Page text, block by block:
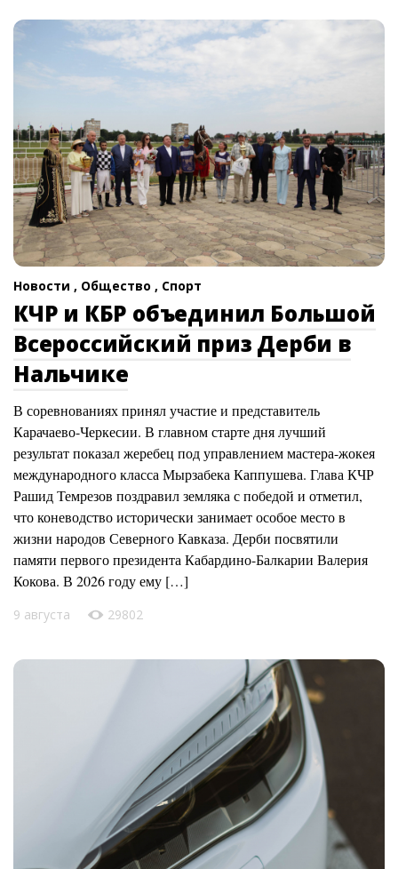
Новости , Общество , Спорт
КЧР и КБР объединил Большой
Всероссийский приз Дерби в
Нальчике
В соревнованиях принял участие и представитель
Карачаево-Черкесии. В главном старте дня лучший
результат показал жеребец под управлением мастера-жокея
международного класса Мырзабека Каппушева. Глава КЧР
Рашид Темрезов поздравил земляка с победой и отметил,
что коневодство исторически занимает особое место в
жизни народов Северного Кавказа. Дерби посвятили
памяти первого президента Кабардино-Балкарии Валерия
Кокова. В 2026 году ему […]
9 августа 29802